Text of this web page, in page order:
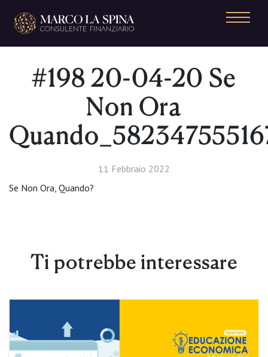
Navigazione principale
#198 20-04-20 Se
Non Ora
11 Febbraio 2022
Se Non Ora, Quando?
Ti potrebbe interessare